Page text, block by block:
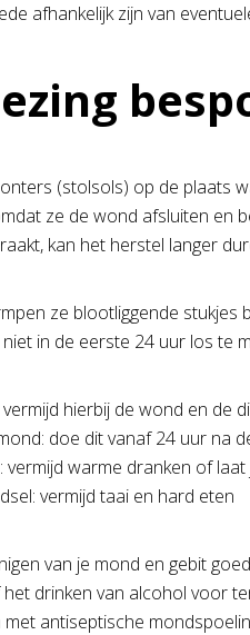
afhankelijk zijn van
(stolsols) op de plaats
ze de wond afsluiten en
kan het herstel langer
ze blootliggende
in de eerste 24 uur los te
hierbij de wond en de
doe dit vanaf 24 uur na
vermijd warme dranken of
vermijd taai en hard eten
van je mond en gebit
drinken van alcohol voor
antiseptische